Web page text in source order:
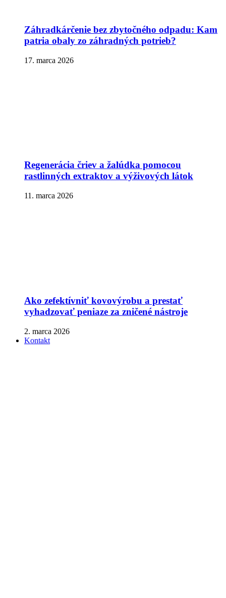
Záhradkárčenie bez zbytočného odpadu: Kam
patria obaly zo záhradných potrieb?
17. marca 2026
Regenerácia čriev a žalúdka pomocou
rastlinných extraktov a výživových látok
11. marca 2026
Ako zefektívniť kovovýrobu a prestať
vyhadzovať peniaze za zničené nástroje
2. marca 2026
Kontakt